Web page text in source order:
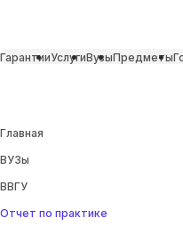
ГарантииУслугиВузыПредметы
Главная
ВУЗы
ВВГУ
Отчет по практике